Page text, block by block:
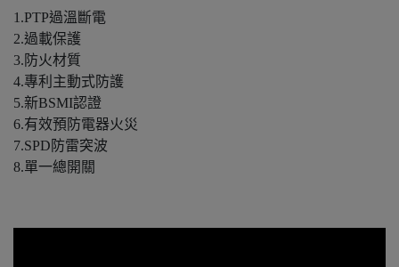
1.PTP過溫斷電
2.過載保護
3.防火材質
4.專利主動式防護
5.新BSMI認證
6.有效預防電器火災
7.SPD防雷突波
8.單一總開關